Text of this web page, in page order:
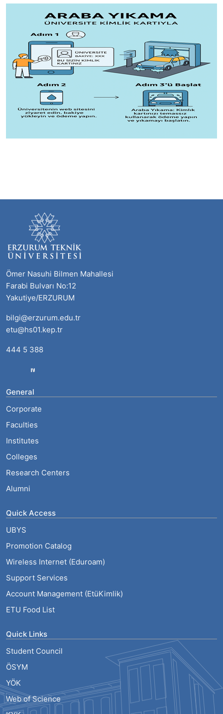
Ömer Nasuhi Bilmen Mahallesi
Farabi Bulvarı No:12
Yakutiye/ERZURUM
bilgi@erzurum.edu.tr
etu@hs01.kep.tr
444 5 388
General
Corporate
Faculties
Institutes
Colleges
Research Centers
Alumni
Quick Access
UBYS
Promotion Catalog
Wireless Internet (Eduroam)
Support Services
Account Management (EtüKimlik)
ETU Food List
Quick Links
Student Council
ÖSYM
YÖK
Web of Science